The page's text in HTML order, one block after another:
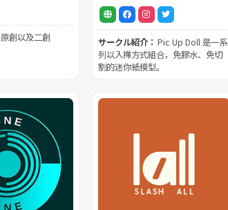
原創以及二創 サークル紹介： Pic Up Doll 是一系
列以入榫方式組合，免膠水、免切
割的迷你紙模型。